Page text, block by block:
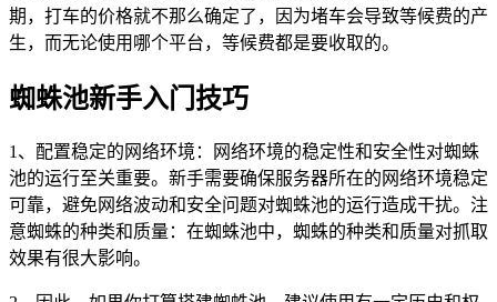
期，打车的价格就不那么确定了，因为堵车会导致等候费的产
生，而无论使用哪个平台，等候费都是要收取的。
蜘蛛池新手入门技巧
1、配置稳定的网络环境：网络环境的稳定性和安全性对蜘蛛
池的运行至关重要。新手需要确保服务器所在的网络环境稳定
可靠，避免网络波动和安全问题对蜘蛛池的运行造成干扰。注
意蜘蛛的种类和质量：在蜘蛛池中，蜘蛛的种类和质量对抓取
效果有很大影响。